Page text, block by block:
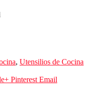
, Utensilios de Cocina
Pinterest Email